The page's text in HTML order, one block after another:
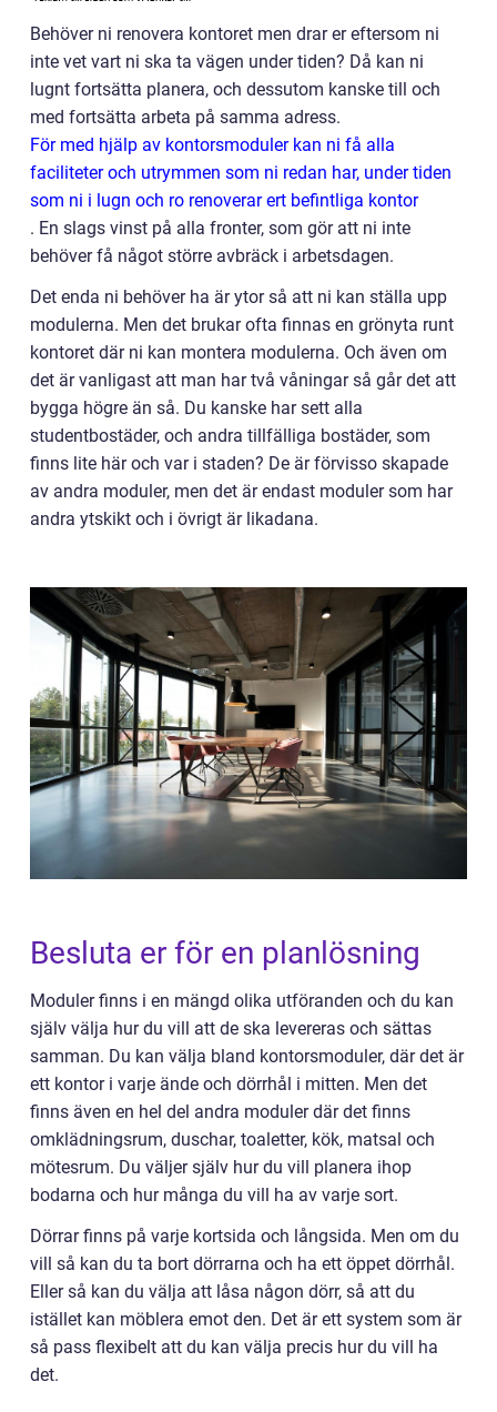
Behöver ni renovera kontoret men drar er eftersom ni
inte vet vart ni ska ta vägen under tiden? Då kan ni
lugnt fortsätta planera, och dessutom kanske till och
med fortsätta arbeta på samma adress.
För med hjälp av kontorsmoduler kan ni få alla
faciliteter och utrymmen som ni redan har, under tiden
som ni i lugn och ro renoverar ert befintliga kontor
. En slags vinst på alla fronter, som gör att ni inte
behöver få något större avbräck i arbetsdagen.
Det enda ni behöver ha är ytor så att ni kan ställa upp
modulerna. Men det brukar ofta finnas en grönyta runt
kontoret där ni kan montera modulerna. Och även om
det är vanligast att man har två våningar så går det att
bygga högre än så. Du kanske har sett alla
studentbostäder, och andra tillfälliga bostäder, som
finns lite här och var i staden? De är förvisso skapade
av andra moduler, men det är endast moduler som har
andra ytskikt och i övrigt är likadana.
Besluta er för en planlösning
Moduler finns i en mängd olika utföranden och du kan
själv välja hur du vill att de ska levereras och sättas
samman. Du kan välja bland kontorsmoduler, där det är
ett kontor i varje ände och dörrhål i mitten. Men det
finns även en hel del andra moduler där det finns
omklädningsrum, duschar, toaletter, kök, matsal och
mötesrum. Du väljer själv hur du vill planera ihop
bodarna och hur många du vill ha av varje sort.
Dörrar finns på varje kortsida och långsida. Men om du
vill så kan du ta bort dörrarna och ha ett öppet dörrhål.
Eller så kan du välja att låsa någon dörr, så att du
istället kan möblera emot den. Det är ett system som är
så pass flexibelt att du kan välja precis hur du vill ha
det.